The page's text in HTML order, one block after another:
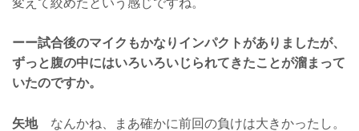
ーー試合後のマイクもかなりインパクトがありましたが、
ずっと腹の中にはいろいろいじられてきたことが溜まって
いたのですか。
矢地なんかね、まあ確かに前回の負けは大きかったし。